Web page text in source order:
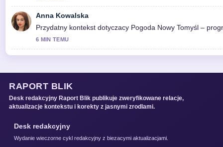
Anna Kowalska
Przydatny kontekst dotyczacy Pogoda Nowy Tomyśl –
6 MIN TEMU
RAPORT BLIK
Desk redakcyjny Raport Blik publikuje zweryfikowane relacje,
aktualizacje kontekstu i korekty z jasnymi zrodlami.
Desk redakcyjny
Wydanie wieczorne cykl redakcyjny z biezacymi aktualizacjami.